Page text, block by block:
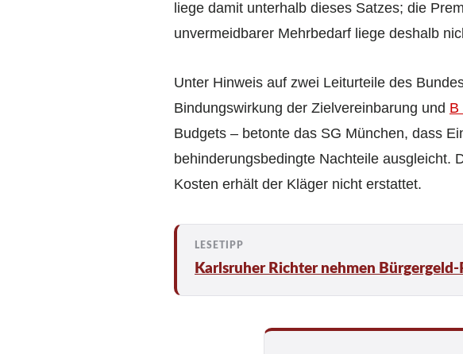
liege damit unterhalb dieses Satzes; die
unvermeidbarer Mehrbedarf liege deshalb
Unter Hinweis auf zwei Leiturteile des
Bindungswirkung der Zielvereinbarung und B
Budgets – beton­te das SG München, dass
behinderungs­bedingte Nachteile ausgleicht.
Kosten erhält der Kläger nicht erstattet.
Karlsruher Richter nehmen